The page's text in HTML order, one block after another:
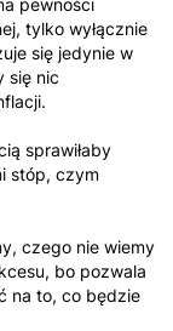
pewności
tylko wyłącznie
się jedynie w
się nic
sprawiłaby
stóp, czym
czego nie wiemy
bo pozwala
na to, co będzie